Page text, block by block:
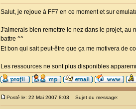
Salut, je rejoue à FF7 en ce moment et sur
J'aimerais bien remettre le nez dans le projet, au
battre ^^
Et bon qui sait peut-être que ça me motivera de
Les ressources ne sont plus disponibles
Posté le: 22 Mai 2007 8:03 Sujet du message: